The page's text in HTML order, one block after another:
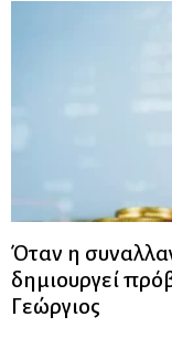
Όταν η
δημιουργεί
Γεώργιος